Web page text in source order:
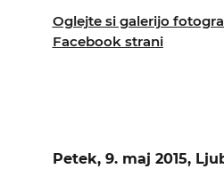
Oglejte si galerijo
Facebook strani
Petek, 9. maj 2015,